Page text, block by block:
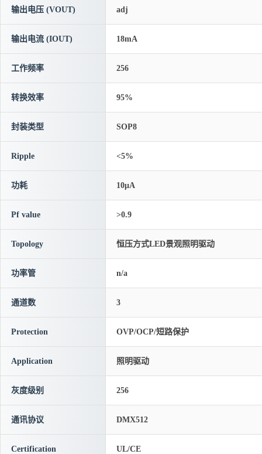
输出电压 (VOUT) adj
输出电流 (IOUT) 18mA
工作频率 256
转换效率 95%
封装类型 SOP8
Ripple <5%
功耗 10μA
Pf value >0.9
Topology 恒压方式LED景观照明驱动
功率管 n/a
通道数 3
Protection OVP/OCP/短路保护
Application 照明驱动
灰度级别 256
通讯协议 DMX512
Certification UL/CE